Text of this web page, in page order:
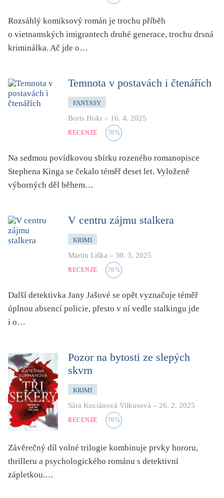
povídka
pro 13 až 15 let
pro 9 až 12 let
psychika, psychologie
publicistika, média
rozhovor
sex
sociální sítě, virtuální realita
společnost
špionážní
tělo
totalitní režim
umění, design, architektura
upír, démon, vlkodlak
utopie
válka
věda
vzdělávání
vztahy
Rozsáhlý komiksový román je trochu příběh
o vietnamských imigrantech druhé generace, trochu drsná
kriminálka. Ač jde o…
Temnota v postavách i čtenářích
FANTASY
Boris Hokr – 16. 4. 2025
RECENZE 70%
Na sedmou povídkovou sbírku rozeného romanopisce
Stephena Kinga se čekalo téměř deset let. Vyloženě
výborných děl během…
V centru zájmu stalkera
KRIMI
Martin Liška – 30. 3. 2025
RECENZE 70%
Další detektivka Jany Jašové se opět vyznačuje téměř
úplnou absencí policie, přesto v ní vedle stalkingu jde
i o…
Pozor na bytosti ze slepých
skvrn
KRIMI
Sára Kociánová Vilkusová – 26. 2. 2025
RECENZE 70%
Závěrečný díl volné trilogie kombinuje prvky hororu,
thrilleru a psychologického románu s detektivní
zápletkou.…